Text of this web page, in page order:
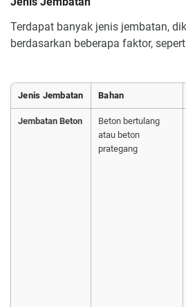
Terdapat banyak jenis jembatan,
berdasarkan beberapa faktor,
Jenis Jembatan Bahan
Jembatan Beton
Beton bertulang
atau beton
prategang